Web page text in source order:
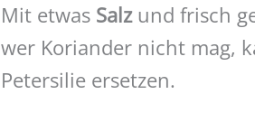
Mit etwas Salzund frisch
wer Koriander nicht mag,
Petersilie ersetzen.